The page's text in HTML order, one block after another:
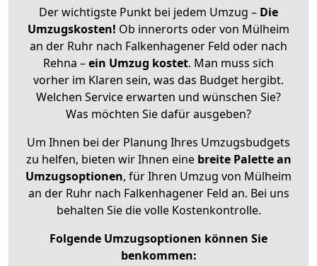
Der wichtigste Punkt bei jedem Umzug – Die
Umzugskosten! Ob innerorts oder von Mülheim
an der Ruhr nach Falkenhagener Feld oder nach
Rehna –ein Umzug kostet. Man muss sich
vorher im Klaren sein, was das Budget hergibt.
Welchen Service erwarten und wünschen Sie?
Was möchten Sie dafür ausgeben?
Um Ihnen bei der Planung Ihres Umzugsbudgets
zu helfen, bieten wir Ihnen eine breite Palette an
Umzugsoptionen, für Ihren Umzug von Mülheim
an der Ruhr nach Falkenhagener Feld an. Bei uns
behalten Sie die volle Kostenkontrolle.
Folgende Umzugsoptionen können Sie
benkommen: